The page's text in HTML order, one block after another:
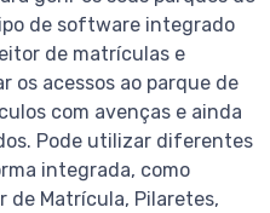
de software integrado
de matrículas e
os acessos ao parque de
com avenças e ainda
Pode utilizar diferentes
integrada, como
de Matrícula, Pilaretes,